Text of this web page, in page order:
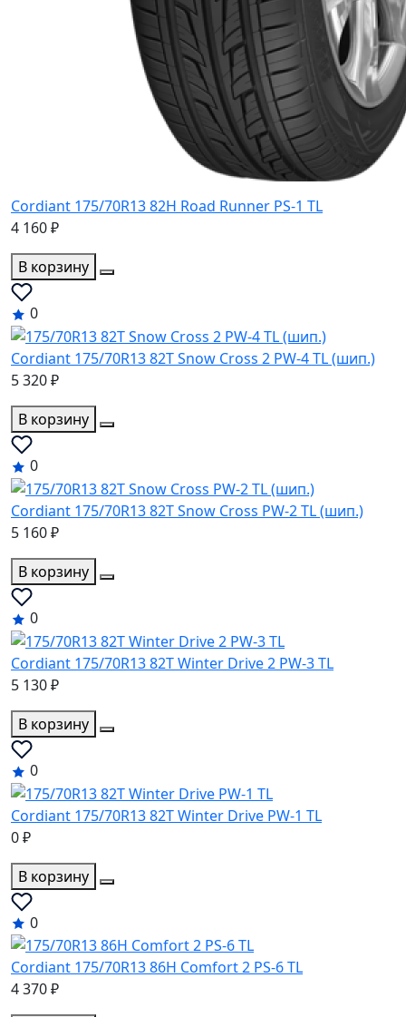
Cordiant 175/70R13 82H Road Runner PS-1 TL
4 160 ₽
В корзину
0
Cordiant 175/70R13 82T Snow Cross 2 PW-4 TL (шип.)
5 320 ₽
В корзину
0
Cordiant 175/70R13 82T Snow Cross PW-2 TL (шип.)
5 160 ₽
В корзину
0
Cordiant 175/70R13 82T Winter Drive 2 PW-3 TL
5 130 ₽
В корзину
0
Cordiant 175/70R13 82T Winter Drive PW-1 TL
0 ₽
В корзину
0
Cordiant 175/70R13 86H Comfort 2 PS-6 TL
4 370 ₽